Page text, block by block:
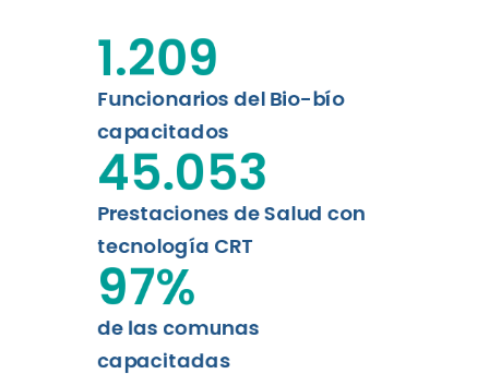
Funcionarios del Bio-bío
capacitados
1.209
Prestaciones de Salud con
tecnología CRT
45.053
de las comunas
capacitadas
97%